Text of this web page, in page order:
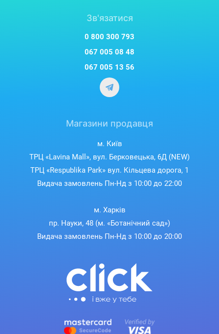
Зв'язатися
0 800 300 793
067 005 08 48
067 005 13 56
Магазини продавця
м. Київ
ТРЦ «Lavina Mall», вул. Берковецька, 6Д (NEW)
ТРЦ «Respublika Park» вул. Кільцева дорога, 1
Видача замовлень Пн-Нд з 10:00 до 22:00
м. Харків
пр. Науки, 48 (м. «Ботанічний сад»)
Видача замовлень Пн-Нд з 10:00 до 20:00